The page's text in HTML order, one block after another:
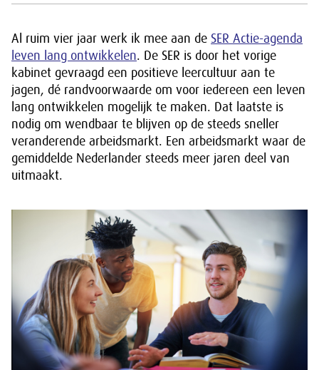
Al ruim vier jaar werk ik mee aan de SER Actie-agenda
leven lang ontwikkelen. De SER is door het vorige
kabinet gevraagd een positieve leercultuur aan te
jagen, dé randvoorwaarde om voor iedereen een leven
lang ontwikkelen mogelijk te maken. Dat laatste is
nodig om wendbaar te blijven op de steeds sneller
veranderende arbeidsmarkt. Een arbeidsmarkt waar de
gemiddelde Nederlander steeds meer jaren deel van
uitmaakt.